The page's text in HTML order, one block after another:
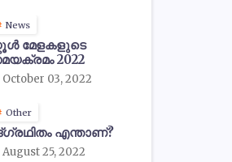
News
മേളകളുടെ
2022
October 03, 2022
Other
എന്താണ്?
August 25, 2022